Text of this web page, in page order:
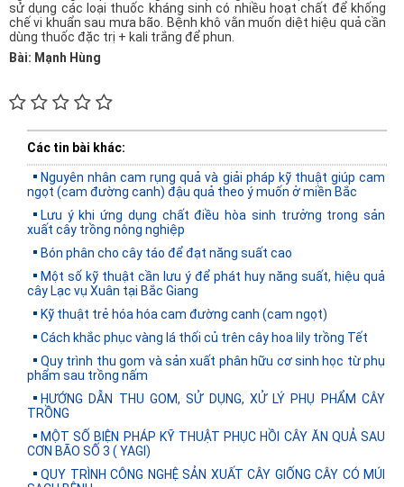
sử dụng các loại thuốc kháng sinh có nhiều hoạt chất để khống
chế vi khuẩn sau mưa bão. Bệnh khô vằn muốn diệt hiệu quả cần
dùng thuốc đặc trị + kali trắng để phun.
Bài: Mạnh Hùng
Các tin bài khác:
Nguyên nhân cam rụng quả và giải pháp kỹ thuật giúp cam
ngọt (cam đường canh) đậu quả theo ý muốn ở miền Bắc
Lưu ý khi ứng dụng chất điều hòa sinh trưởng trong sản
xuất cây trồng nông nghiệp
Bón phân cho cây táo để đạt năng suất cao
Một số kỹ thuật cần lưu ý để phát huy năng suất, hiệu quả
cây Lạc vụ Xuân tại Bắc Giang
Kỹ thuật trẻ hóa hóa cam đường canh (cam ngọt)
Cách khắc phục vàng lá thối củ trên cây hoa lily trồng Tết
Quy trình thu gom và sản xuất phân hữu cơ sinh học từ phụ
phẩm sau trồng nấm
HƯỚNG DẪN THU GOM, SỬ DỤNG, XỬ LÝ PHỤ PHẨM CÂY
TRỒNG
MỘT SỐ BIỆN PHÁP KỸ THUẬT PHỤC HỒI CÂY ĂN QUẢ SAU
CƠN BÃO SỐ 3 ( YAGI)
QUY TRÌNH CÔNG NGHỆ SẢN XUẤT CÂY GIỐNG CÂY CÓ MÚI